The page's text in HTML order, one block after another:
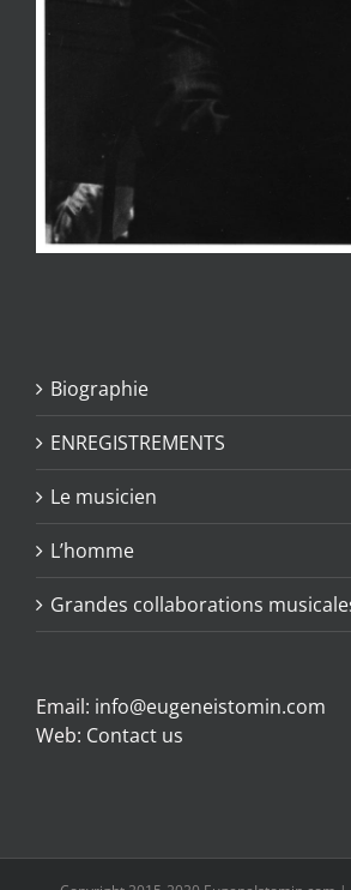
Biographie
ENREGISTREMENTS
Le musicien
L’homme
Grandes collaborations
Email: info@eugeneistomin.com
Web: Contact us